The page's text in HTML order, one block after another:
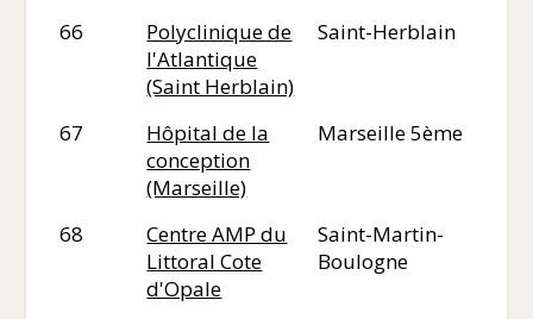
66
Polyclinique de
l'Atlantique
(Saint Herblain)
Saint-Herblain
67
Hôpital de la
conception
(Marseille)
Marseille 5ème
68
Centre AMP du
Littoral Cote
d'Opale
Saint-Martin-
Boulogne